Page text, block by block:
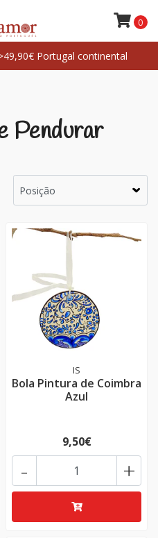
Portugal continental
0
Pendurar
IS
Bola Pintura de Coimbra
Azul
9,50€
+
-